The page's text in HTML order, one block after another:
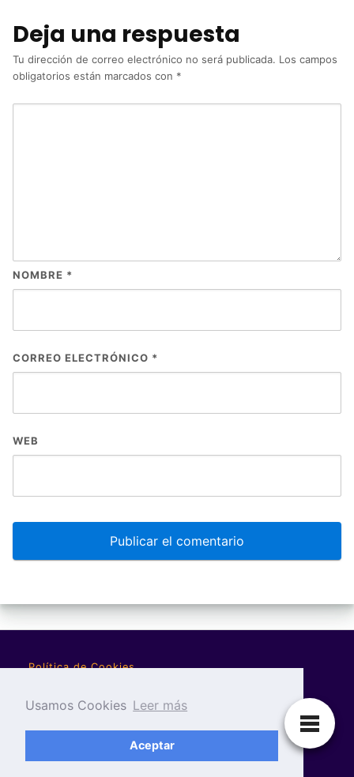
Deja una respuesta
Tu dirección de correo electrónico no será publicada. Los campos
obligatorios están marcados con *
NOMBRE *
CORREO ELECTRÓNICO *
WEB
Política de Cookies
Usamos Cookies Leer más
Aceptar